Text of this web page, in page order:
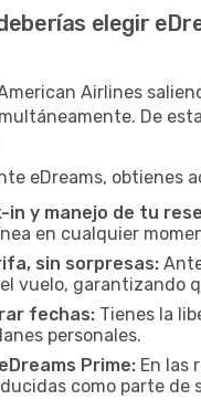
elegir
Airlines
De
eDreams, obtienes
y manejo de tu
en cualquier
sin sorpresas:
vuelo, garantizando
fechas: Tienes la
personales.
Prime: En las
como parte de